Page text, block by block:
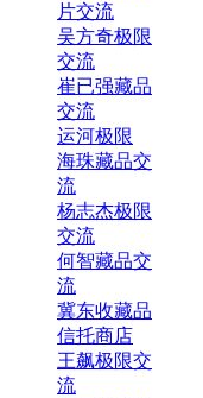
片交流
吴方奇极限
交流
崔已强藏品
交流
运河极限
海珠藏品交
流
杨志杰极限
交流
何智藏品交
流
冀东收藏品
信托商店
王飙极限交
流